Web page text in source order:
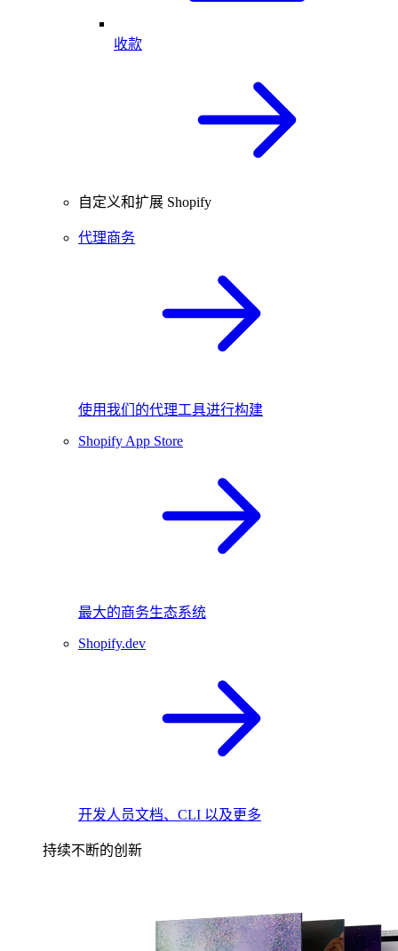
收款
自定义和扩展 Shopify
代理商务
使用我们的代理工具进行构建
Shopify App Store
最大的商务生态系统
Shopify.dev
开发人员文档、CLI 以及更多
持续不断的创新